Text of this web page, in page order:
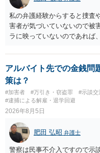
私の弁護経験からすると捜査
害者が気づいていないので被
ラに映っていないのであれば
座る女性を盗撮(全体像写真1
着や胸など強調したものでは
も捜査段階では性的姿態等撮
が私の弁護経験では多くなっ
都道府県の迷惑防止条例違反
とをお勧めいたします。ご参
アルバイト先での金銭問
策は？
#加害者 #万引き・窃盗罪 #示談交
#逮捕による解雇・退学回避
2026年8月5日
肥田 弘昭 弁護士
警察は民事不介入ですので示